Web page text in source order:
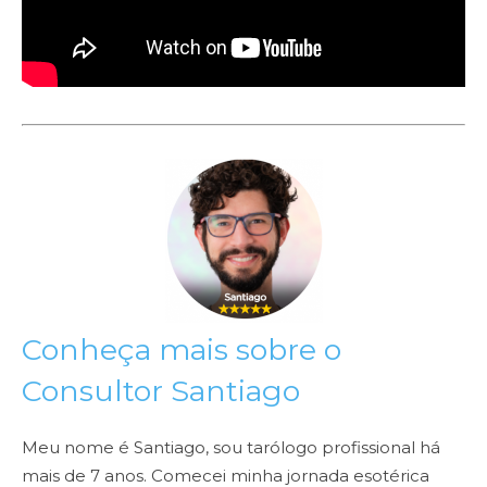
Conheça mais sobre o
Consultor Santiago
Meu nome é Santiago, sou tarólogo profissional há
mais de 7 anos. Comecei minha jornada esotérica